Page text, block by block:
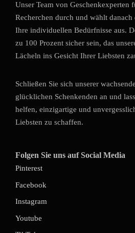
Unser Team von Geschenkexperten
Recherchen durch und wählt
Ihre individuellen Bedürfnisse aus.
zu 100 Prozent sicher sein, das
Lächeln ins Gesicht Ihrer Liebsten
Schließen Sie sich unserer
glücklichen Schenkenden an und
helfen, einzigartige und
Liebsten zu schaffen.
Folgen Sie uns auf Social Media
Pinterest
Facebook
Instagram
Youtube